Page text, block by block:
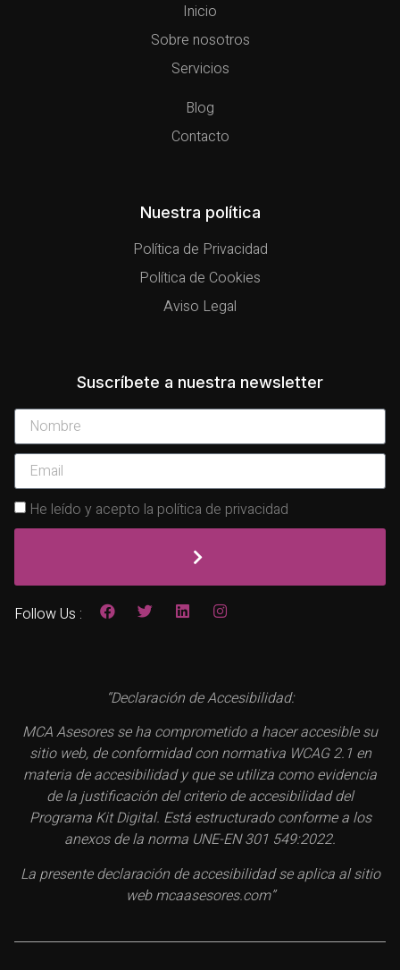
Inicio
Sobre nosotros
Servicios
Blog
Contacto
Nuestra política
Política de Privacidad
Política de Cookies
Aviso Legal
Suscríbete a nuestra newsletter
He leído y acepto la política de privacidad
Follow Us :
“Declaración de Accesibilidad:
MCA Asesores se ha comprometido a hacer accesible su
sitio web, de conformidad con normativa WCAG 2.1 en
materia de accesibilidad y que se utiliza como evidencia
de la justificación del criterio de accesibilidad del
Programa Kit Digital. Está estructurado conforme a los
anexos de la norma UNE-EN 301 549:2022.
La presente declaración de accesibilidad se aplica al sitio
web mcaasesores.com”